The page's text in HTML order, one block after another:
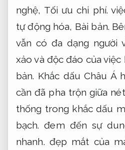
nghệ, Tối ưu chi phí.
tự động hóa, Bài bản.
vẫn có đa dạng người
xảo và độc đáo của việc
bản. Khắc dấu Châu Á
cần đã pha trộn giữa
thống trong khắc dấu
bạch. đem đến sự
nhanh. đẹp mắt của